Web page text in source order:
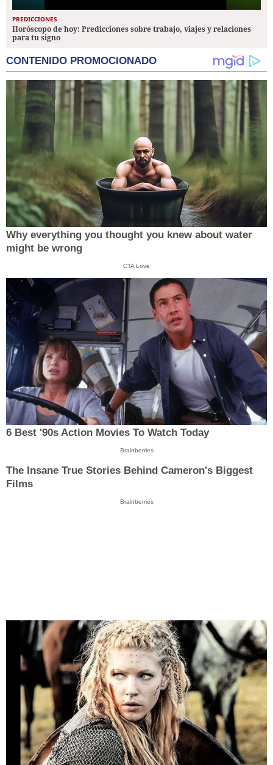
PREDICCIONES
Horóscopo de hoy: Predicciones sobre trabajo, viajes y relaciones
para tu signo
CONTENIDO PROMOCIONADO
Why everything you thought you knew about water
might be wrong
CTA Love
6 Best '90s Action Movies To Watch Today
Brainberries
The Insane True Stories Behind Cameron's Biggest
Films
Brainberries